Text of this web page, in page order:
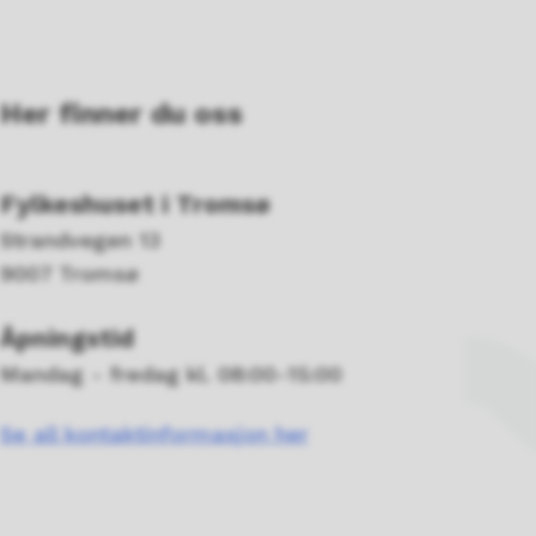
Her finner du oss
Fylkeshuset i Tromsø
Strandvegen 13
9007 Tromsø
Åpningstid
Mandag - fredag kl. 08:00-15:00
Se all kontaktinformasjon her